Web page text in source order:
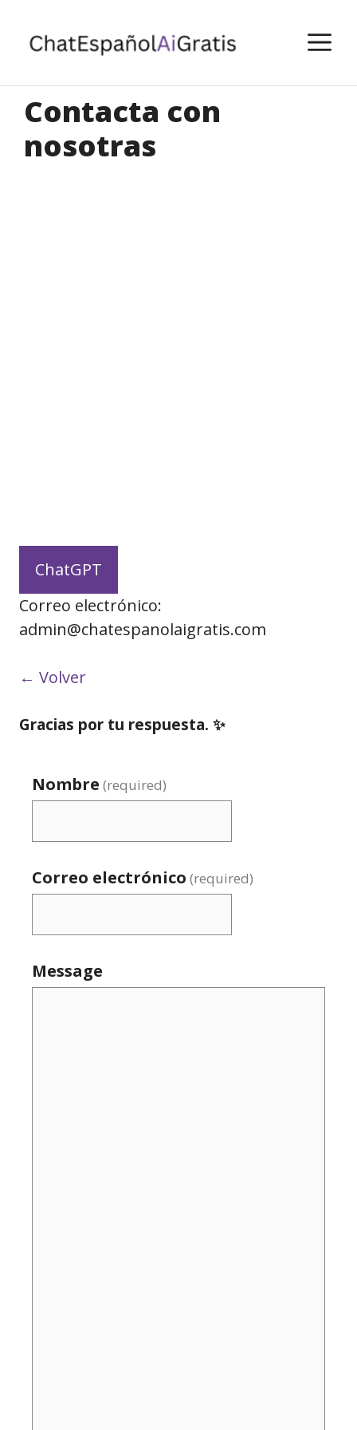
contenido
Contacta con
nosotras
ChatGPT
Correo electrónico:
admin@chatespanolaigratis.com
← Volver
Gracias por tu respuesta. ✨
Nombre (required)
Correo electrónico (required)
Message